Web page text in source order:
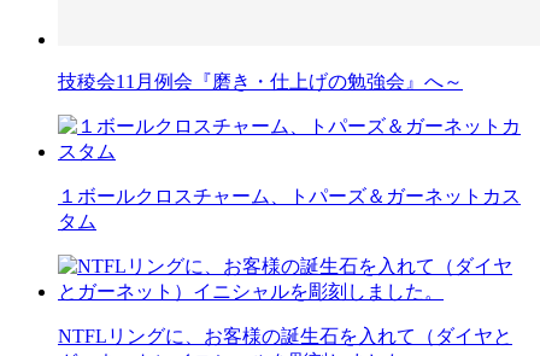
技稜会11月例会『磨き・仕上げの勉強会』へ～
１ボールクロスチャーム、トパーズ＆ガーネットカス
タム
NTFLリングに、お客様の誕生石を入れて（ダイヤと